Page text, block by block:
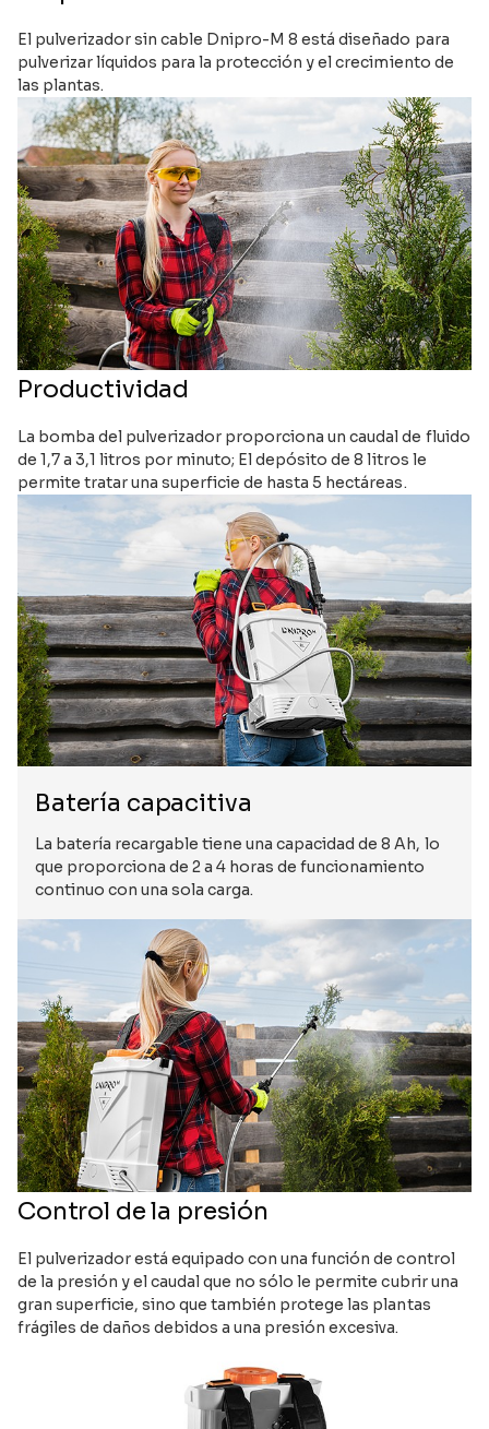
El pulverizador sin cable Dnipro-M 8 está diseñado para
pulverizar líquidos para la protección y el crecimiento de
las plantas.
Productividad
La bomba del pulverizador proporciona un caudal de fluido
de 1,7 a 3,1 litros por minuto; El depósito de 8 litros le
permite tratar una superficie de hasta 5 hectáreas.
Batería capacitiva
La batería recargable tiene una capacidad de 8 Ah, lo
que proporciona de 2 a 4 horas de funcionamiento
continuo con una sola carga.
Control de la presión
El pulverizador está equipado con una función de control
de la presión y el caudal que no sólo le permite cubrir una
gran superficie, sino que también protege las plantas
frágiles de daños debidos a una presión excesiva.